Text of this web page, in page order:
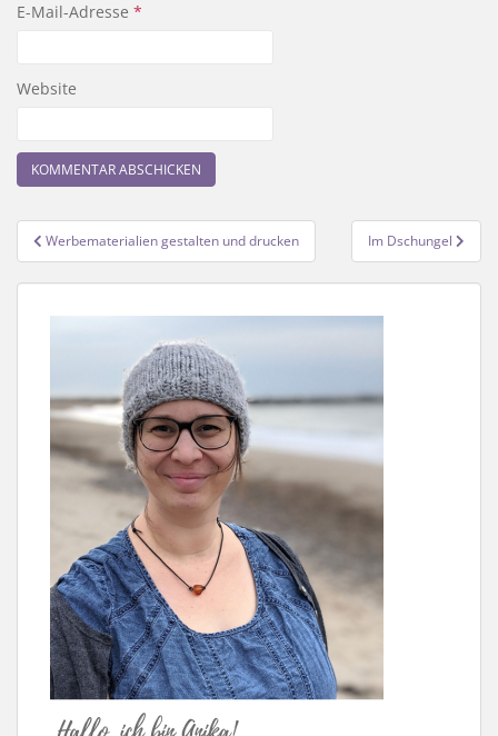
E-Mail-Adresse *
Website
Beitragsnavigation
Werbematerialien gestalten und drucken Im Dschungel